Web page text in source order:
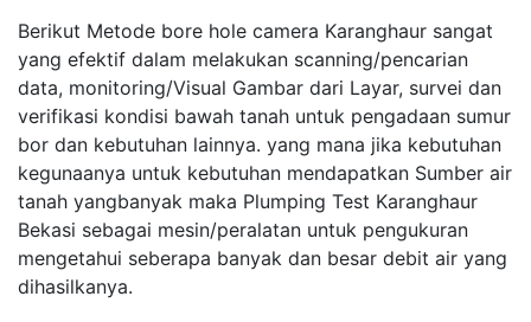
Berikut Metode bore hole camera Karanghaur sangat
yang efektif dalam melakukan scanning/pencarian
data, monitoring/Visual Gambar dari Layar, survei dan
verifikasi kondisi bawah tanah untuk pengadaan sumur
bor dan kebutuhan lainnya. yang mana jika kebutuhan
kegunaanya untuk kebutuhan mendapatkan Sumber air
tanah yangbanyak maka Plumping Test Karanghaur
Bekasi sebagai mesin/peralatan untuk pengukuran
mengetahui seberapa banyak dan besar debit air yang
dihasilkanya.